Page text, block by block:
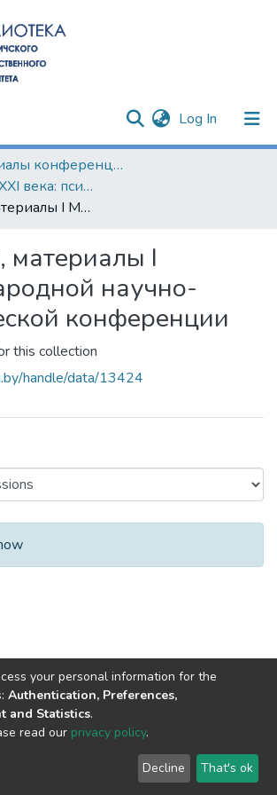
Log In (current)
Материалы конференций и семинаров
Специалист XXI века: психолого-педагогическая культура и профессиональная компетентность
2011 год, материалы I Международной научно-практической конференции
материалы I
научно-
конференции
this collection
handle/data/13424
copyright © 2002-2026
End User
Agreement
Send
Feedback
your personal information for the
Authentication, Preferences,
and Statistics.
read our privacy policy.
Decline That's ok